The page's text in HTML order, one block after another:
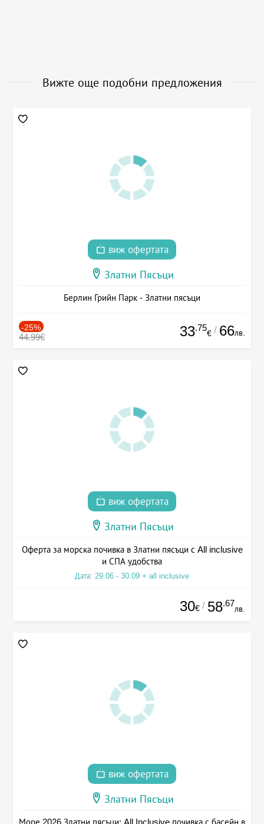
Вижте още подобни предложения
виж офертата
Златни Пясъци
Берлин Грийн Парк - Златни пясъци
-25%
44.99€ 33.75
€ / 66лв.
виж офертата
Златни Пясъци
Оферта за морска почивка в Златни пясъци с All inclusive
и СПА удобства
Дата: 29.06 - 30.09 + all inclusive
30€ / 58.67
лв.
виж офертата
Златни Пясъци